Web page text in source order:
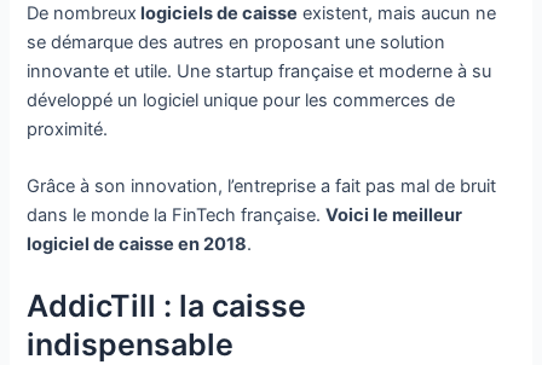
De nombreux logiciels de caisse existent, mais aucun ne
se démarque des autres en proposant une solution
innovante et utile. Une startup française et moderne à su
développé un logiciel unique pour les commerces de
proximité.
Grâce à son innovation, l’entreprise a fait pas mal de bruit
dans le monde la FinTech française.Voici le meilleur
logiciel de caisse en 2018.
AddicTill : la caisse
indispensable